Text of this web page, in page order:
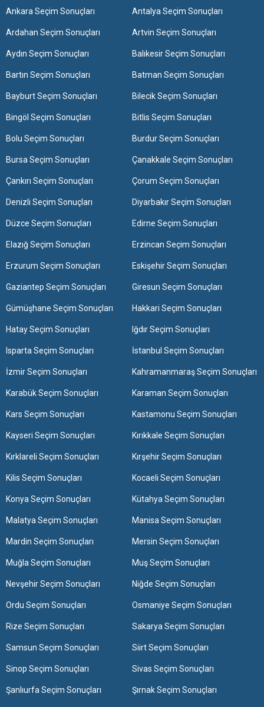
Ankara Seçim Sonuçları Antalya Seçim Sonuçları
Ardahan Seçim Sonuçları Artvin Seçim Sonuçları
Aydın Seçim Sonuçları Balıkesir Seçim Sonuçları
Bartın Seçim Sonuçları Batman Seçim Sonuçları
Bayburt Seçim Sonuçları Bilecik Seçim Sonuçları
Bingöl Seçim Sonuçları Bitlis Seçim Sonuçları
Bolu Seçim Sonuçları Burdur Seçim Sonuçları
Bursa Seçim Sonuçları Çanakkale Seçim Sonuçları
Çankırı Seçim Sonuçları Çorum Seçim Sonuçları
Denizli Seçim Sonuçları Diyarbakır Seçim Sonuçları
Düzce Seçim Sonuçları Edirne Seçim Sonuçları
Elazığ Seçim Sonuçları Erzincan Seçim Sonuçları
Erzurum Seçim Sonuçları Eskişehir Seçim Sonuçları
Gaziantep Seçim Sonuçları Giresun Seçim Sonuçları
Gümüşhane Seçim Sonuçları Hakkari Seçim Sonuçları
Hatay Seçim Sonuçları Iğdır Seçim Sonuçları
Isparta Seçim Sonuçları İstanbul Seçim Sonuçları
İzmir Seçim Sonuçları Kahramanmaraş Seçim Sonuçları
Karabük Seçim Sonuçları Karaman Seçim Sonuçları
Kars Seçim Sonuçları Kastamonu Seçim Sonuçları
Kayseri Seçim Sonuçları Kırıkkale Seçim Sonuçları
Kırklareli Seçim Sonuçları Kırşehir Seçim Sonuçları
Kilis Seçim Sonuçları Kocaeli Seçim Sonuçları
Konya Seçim Sonuçları Kütahya Seçim Sonuçları
Malatya Seçim Sonuçları Manisa Seçim Sonuçları
Mardin Seçim Sonuçları Mersin Seçim Sonuçları
Muğla Seçim Sonuçları Muş Seçim Sonuçları
Nevşehir Seçim Sonuçları Niğde Seçim Sonuçları
Ordu Seçim Sonuçları Osmaniye Seçim Sonuçları
Rize Seçim Sonuçları Sakarya Seçim Sonuçları
Samsun Seçim Sonuçları Siirt Seçim Sonuçları
Sinop Seçim Sonuçları Sivas Seçim Sonuçları
Şanlıurfa Seçim Sonuçları Şırnak Seçim Sonuçları